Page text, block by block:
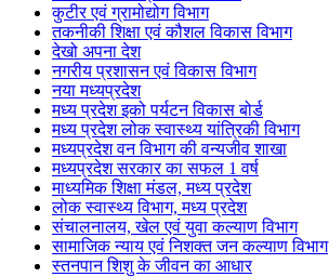
कुटीर एवं ग्रामोद्योग विभाग
तकनीकी शिक्षा एवं कौशल विकास विभाग
देखो अपना देश
नगरीय प्रशासन एवं विकास विभाग
नया मध्यप्रदेश
मध्य प्रदेश इको पर्यटन विकास बोर्ड
मध्य प्रदेश लोक स्वास्थ्य यांत्रिकी विभाग
मध्यप्रदेश वन विभाग की वन्यजीव शाखा
मध्यप्रदेश सरकार का सफल 1 वर्ष
माध्यमिक शिक्षा मंडल, मध्य प्रदेश
लोक स्वास्थ्य विभाग, मध्य प्रदेश
संचालनालय, खेल एवं युवा कल्याण विभाग
सामाजिक न्याय एवं निशक्त जन कल्याण विभाग
स्तनपान शिशु के जीवन का आधार